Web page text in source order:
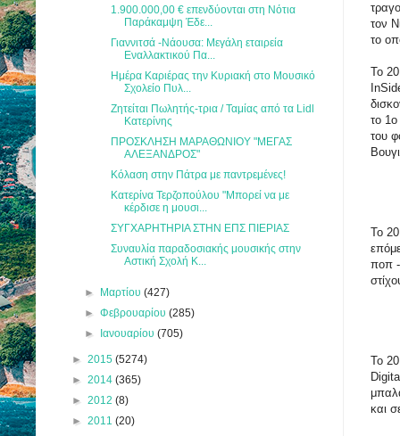
τον
το
Το
το
του
Το
ποπ -
Το
και
1.900.000,00 € επενδύονται στη Νότια
Παράκαμψη Έδε...
Γιαννιτσά -Νάουσα: Μεγάλη εταιρεία
Εναλλακτικού Πα...
Ημέρα Καριέρας την Κυριακή στο Μουσικό
Σχολείο Πυλ...
Ζητείται Πωλητής-τρια / Ταμίας από τα Lidl
Κατερίνης
ΠΡΟΣΚΛΗΣΗ ΜΑΡΑΘΩΝΙΟΥ "ΜΕΓΑΣ
ΑΛΕΞΑΝΔΡΟΣ"
Kόλαση στην Πάτρα με παντρεμένες!
Κατερίνα Τερζοπούλου "Μπορεί να με
κέρδισε η μουσι...
ΣΥΓΧΑΡΗΤΗΡΙΑ ΣΤΗΝ ΕΠΣ ΠΙΕΡΙΑΣ
Συναυλία παραδοσιακής μουσικής στην
Αστική Σχολή Κ...
► Μαρτίου(427)
►Φεβρουαρίου(285)
► Ιανουαρίου(705)
► 2015 (5274)
► 2014 (365)
► 2012 (8)
► 2011 (20)